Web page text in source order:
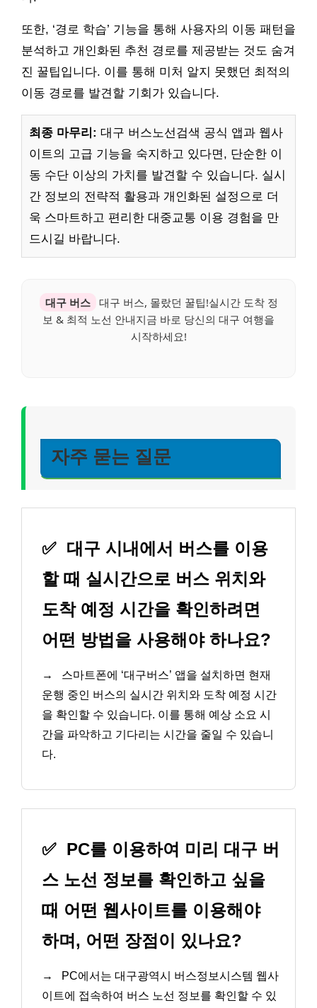
또한, ‘경로 학습’ 기능을 통해 사용자의 이동 패턴을
분석하고 개인화된 추천 경로를 제공받는 것도 숨겨
진 꿀팁입니다. 이를 통해 미처 알지 못했던 최적의
이동 경로를 발견할 기회가 있습니다.
최종 마무리: 대구 버스노선검색 공식 앱과 웹사
이트의 고급 기능을 숙지하고 있다면, 단순한 이
동 수단 이상의 가치를 발견할 수 있습니다. 실시
간 정보의 전략적 활용과 개인화된 설정으로 더
욱 스마트하고 편리한 대중교통 이용 경험을 만
드시길 바랍니다.
대구 버스
대구 버스, 몰랐던 꿀팁!실시간 도착 정
보 & 최적 노선 안내지금 바로 당신의 대구 여행을
시작하세요!
자주 묻는 질문
✅ 대구 시내에서 버스를 이용
할 때 실시간으로 버스 위치와
도착 예정 시간을 확인하려면
어떤 방법을 사용해야 하나요?
→
스마트폰에 ‘대구버스’ 앱을 설치하면 현재
운행 중인 버스의 실시간 위치와 도착 예정 시간
을 확인할 수 있습니다. 이를 통해 예상 소요 시
간을 파악하고 기다리는 시간을 줄일 수 있습니
다.
✅ PC를 이용하여 미리 대구 버
스 노선 정보를 확인하고 싶을
때 어떤 웹사이트를 이용해야
하며, 어떤 장점이 있나요?
→
PC에서는 대구광역시 버스정보시스템 웹사
이트에 접속하여 버스 노선 정보를 확인할 수 있